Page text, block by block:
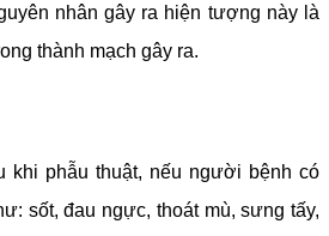
nhân gây ra hiện tượng này là
thành mạch gây ra.
khi phẫu thuật, nếu người bệnh có
sốt, đau ngực, thoát mù, sưng tấy,